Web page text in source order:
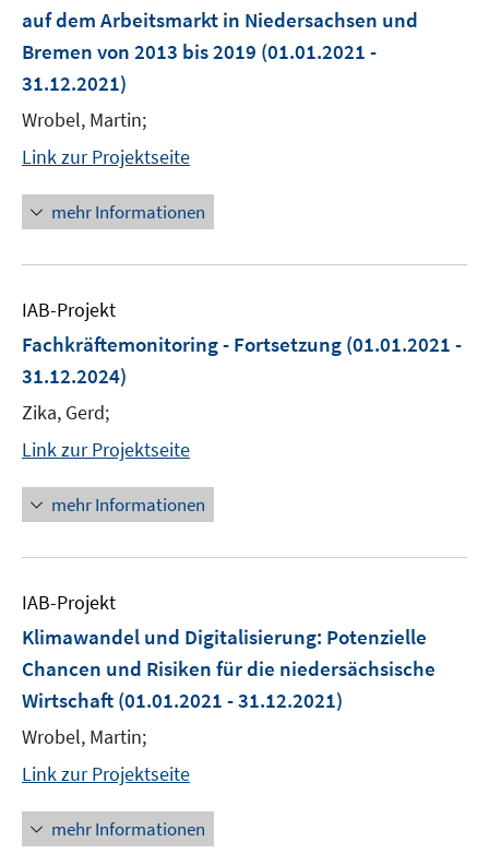
auf dem Arbeitsmarkt in Niedersachsen und
Bremen von 2013 bis 2019 (01.01.2021 -
31.12.2021)
Wrobel, Martin;
Link zur Projektseite
mehr Informationen
IAB-Projekt
Fachkräftemonitoring - Fortsetzung (01.01.2021 -
31.12.2024)
Zika, Gerd;
Link zur Projektseite
mehr Informationen
IAB-Projekt
Klimawandel und Digitalisierung: Potenzielle
Chancen und Risiken für die niedersächsische
Wirtschaft (01.01.2021 - 31.12.2021)
Wrobel, Martin;
Link zur Projektseite
mehr Informationen